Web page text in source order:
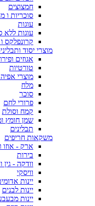
חמצוצים
סוכריות ו
עוגות
עוגות ללא
קרונפלקס
מוצרי יסוד
אגוזים
טורטיות
מוצרי
מלח
סוכר
פרורי לחם
קמח וסולת
שמן חומץ
תבלינים
משקאות חריפים
ארק - אוזו
בירות
וודקה - גין
וויסקי
יינות
יינות לבנים
יינות